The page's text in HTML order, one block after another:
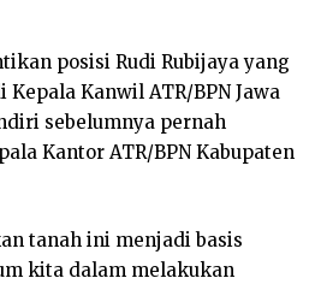
posisi Rudi Rubijaya yang
Kanwil ATR/BPN Jawa
sebelumnya pernah
Kantor ATR/BPN Kabupaten
tanah ini menjadi basis
kita dalam melakukan